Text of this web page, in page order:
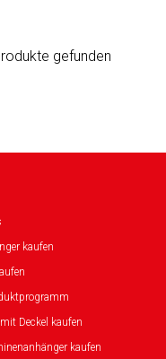
gefunden
kaufen
Deckel kaufen
kaufen